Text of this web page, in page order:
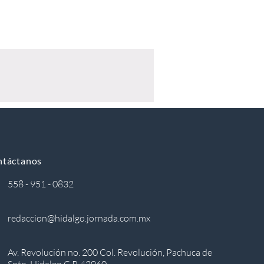
558 - 951 - 0832
redaccion@hidalgo.jornada.com.mx
Av. Revolución no. 200 Col. Revolución, Pachuca de